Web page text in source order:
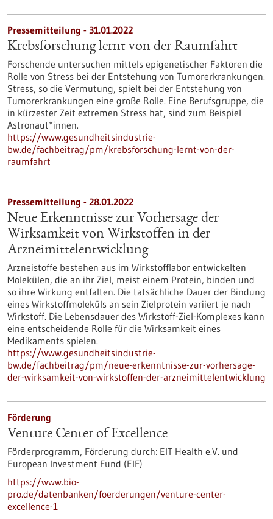
Pressemitteilung - 31.01.2022
Krebsforschung lernt von der Raumfahrt
Forschende untersuchen mittels epigenetischer Faktoren die
Rolle von Stress bei der Entstehung von Tumorerkrankungen.
Stress, so die Vermutung, spielt bei der Entstehung von
Tumorerkrankungen eine große Rolle. Eine Berufsgruppe, die
in kürzester Zeit extremen Stress hat, sind zum Beispiel
Astronaut*innen.
https://www.gesundheitsindustrie-
bw.de/fachbeitrag/pm/krebsforschung-lernt-von-der-
raumfahrt
Pressemitteilung - 28.01.2022
Neue Erkenntnisse zur Vorhersage der
Wirksamkeit von Wirkstoffen in der
Arzneimittelentwicklung
Arzneistoffe bestehen aus im Wirkstofflabor entwickelten
Molekülen, die an ihr Ziel, meist einem Protein, binden und
so ihre Wirkung entfalten. Die tatsächliche Dauer der Bindung
eines Wirkstoffmoleküls an sein Zielprotein variiert je nach
Wirkstoff. Die Lebensdauer des Wirkstoff-Ziel-Komplexes kann
eine entscheidende Rolle für die Wirksamkeit eines
Medikaments spielen.
https://www.gesundheitsindustrie-
bw.de/fachbeitrag/pm/neue-erkenntnisse-zur-vorhersage-
der-wirksamkeit-von-wirkstoffen-der-arzneimittelentwicklung
Förderung
Venture Center of Excellence
Förderprogramm, Förderung durch: EIT Health e.V. und
European Investment Fund (EIF)
https://www.bio-
pro.de/datenbanken/foerderungen/venture-center-
excellence-1